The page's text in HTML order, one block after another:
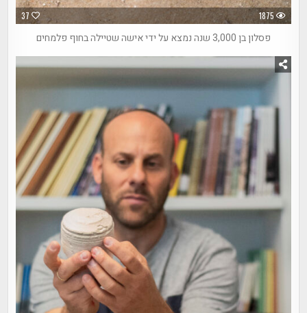
37 1875
פסלון בן 3,000 שנה נמצא על ידי אישה שטיילה בחוף פלמחים